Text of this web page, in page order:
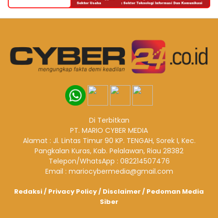
Di Terbitkan
PT. MARIO CYBER MEDIA
Alamat : Jl. Lintas Timur 90 KP. TENGAH, Sorek I, Kec.
Pangkalan Kuras, Kab. Pelalawan, Riau 28382
Telepon/WhatsApp : 082214507476
Email : mariocybermedia@gmail.com
Redaksi/ Privacy Policy/ Disclaimer/ Pedoman Media
Siber